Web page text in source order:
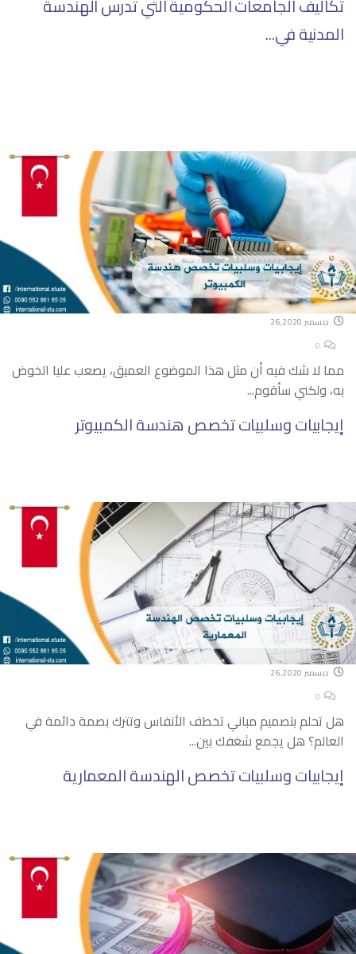
تكاليف الجامعات الحكومية التي تدرس الهندسة
المدنية في...
ديسمبر 26,2020
إيجابيات وسلبيات تخصص هندسة الكمبيوتر
مما لا شك فيه أن مثل هذا الموضوع العميق، يصعب عليا الخوض
به، ولكني سأقوم...
0
ديسمبر 26,2020
إيجابيات وسلبيات تخصص الهندسة المعمارية
هل تحلم بتصميم مباني تخطف الأنفاس وتترك بصمة دائمة في
العالم؟ هل يجمع شغفك بين...
0